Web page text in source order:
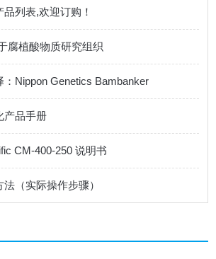
品列表,欢迎订购！
植酸物质研究组织
：Nippon Genetics Bambanker
产品手册
CM-400-250 说明书
（实际操作步骤）